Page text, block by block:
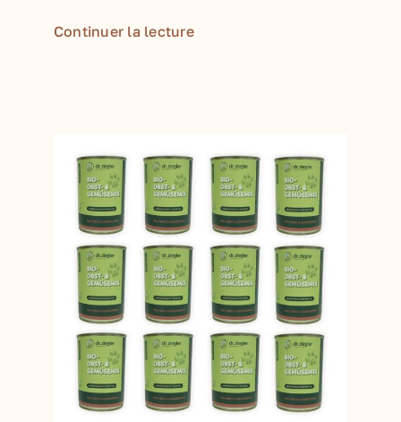
Continuer la lecture